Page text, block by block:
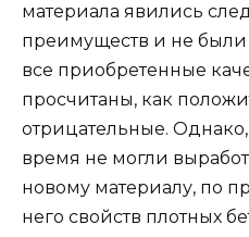
материала явились
преимуществ и не
все приобретенные
просчитаны, как
отрицательные.
время не могли
новому материалу, по
него свойств плотных